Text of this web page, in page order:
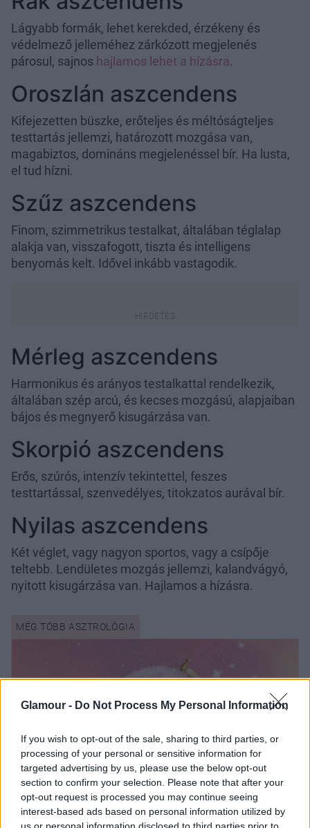
Glamour - Do Not Process My Personal Information
If you wish to opt-out of the sale, sharing to third parties, or
processing of your personal or sensitive information for
targeted advertising by us, please use the below opt-out
section to confirm your selection. Please note that after your
opt-out request is processed you may continue seeing
interest-based ads based on personal information utilized by
us or personal information disclosed to third parties prior to
Lágyabb formák, lehet kerekded, érzékeny és
védelmező jelleméhez zárkózott megjelenés
párosul, sajnos hajlamos lehet a hízásra.
Oroszlán aszcendens
Kifejezetten büszke, erőteljes és méltóságteljes
testtartás jellemzi, határozott mozgása van,
magabiztos, domináns megjelenéssel bír. Ha lusta,
el tud hízni.
Szűz aszcendens
Finom, szimmetrikus testalkat, általában téglalap
alakja van, visszafogott, tiszta és intelligens
benyomás kelt. Idővel inkább vastagodik.
Mérleg aszcendens
Harmonikus és arányos testalkattal rendelkezik,
általában szép arcú, és kecses mozgású, alapjaiban
bájos és megnyerő kisugárzása van.
Skorpió aszcendens
Erős, szúrós, intenzív tekintettel, feszes
testtartással, szenvedélyes, titokzatos aurával bír.
Nyilas aszcendens
Két véglet, vagy nagyon sportos, vagy a csípője
teltebb. Lendületes mozgás jellemzi, kalandvágyó,
nyitott kisugárzása van. Hajlamos a hízásra.